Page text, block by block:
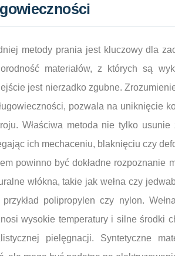
metody prania jest kluczowy dla
materiałów, z których są
jest nierzadko zgubne.
pozwala na uniknięcie
Właściwa metoda nie tylko
ich mechaceniu, blaknięciu czy
powinno być dokładne rozpoznanie
włókna, takie jak wełna czy
przykład polipropylen czy nylon.
wysokie temperatury i silne środki
pielęgnacji. Syntetyczne